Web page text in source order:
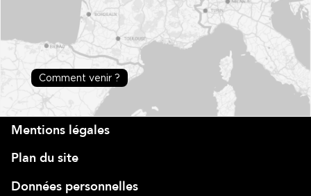
Comment venir ?
Mentions légales
Plan du site
Données personnelles